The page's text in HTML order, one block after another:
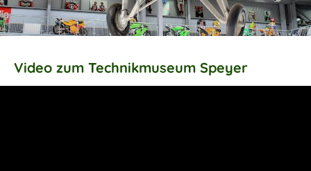
Video zum Technikmuseum Speyer